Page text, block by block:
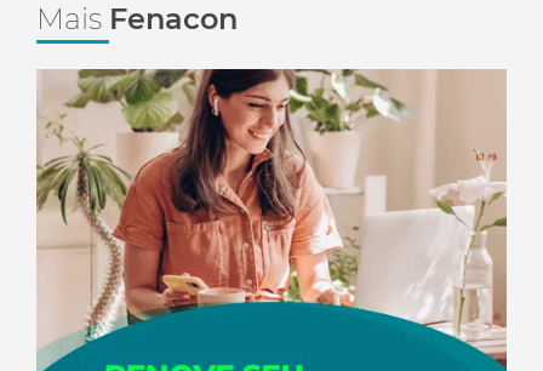
Mais Fenacon